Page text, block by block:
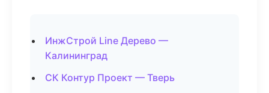
ИнжСтрой Line Дерево —
Калининград
СК Контур Проект — Тверь